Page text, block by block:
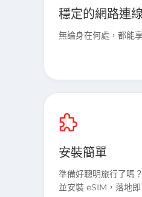
穩定的網路連線
無論身在何處，都能
安裝簡單
準備好聰明旅行了嗎
並安裝 eSIM，落地即